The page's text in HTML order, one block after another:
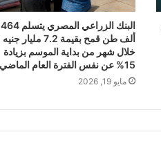
البنك الزراعي المصري يتسلم 464
ألف طن قمح بقيمة 7.2 مليار جنيه
خلال شهر من بداية الموسم بزيادة
15% عن نفس الفترة العام الماضي
مايو 19, 2026